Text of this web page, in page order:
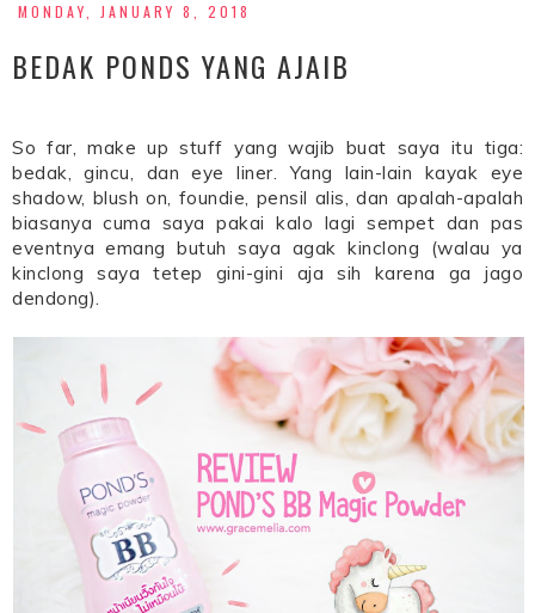
MONDAY, JANUARY 8, 2018
BEDAK PONDS YANG AJAIB
So far, make up stuff yang wajib buat saya itu tiga:
bedak, gincu, dan eye liner. Yang lain-lain kayak eye
shadow, blush on, foundie, pensil alis, dan apalah-apalah
biasanya cuma saya pakai kalo lagi sempet dan pas
eventnya emang butuh saya agak kinclong (walau ya
kinclong saya tetep gini-gini aja sih karena ga jago
dendong).